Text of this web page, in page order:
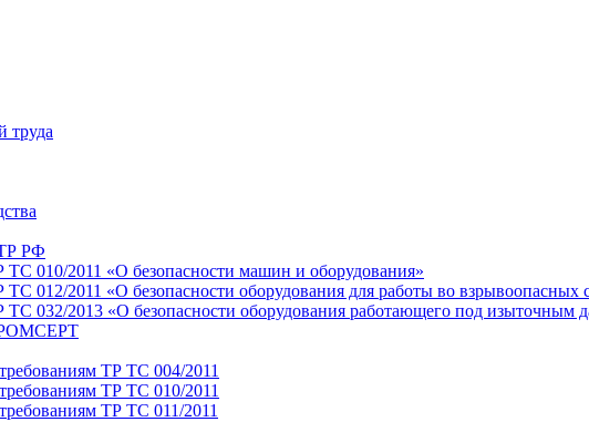
труда
РФ
ТС 010/2011 «О безопасности машин и оборудования»
ТС 012/2011 «О безопасности оборудования для работы во взрывоопасных
ТС 032/2013 «О безопасности оборудования работающего под изыточным
ТР ТС 004/2011
ТР ТС 010/2011
ТР ТС 011/2011